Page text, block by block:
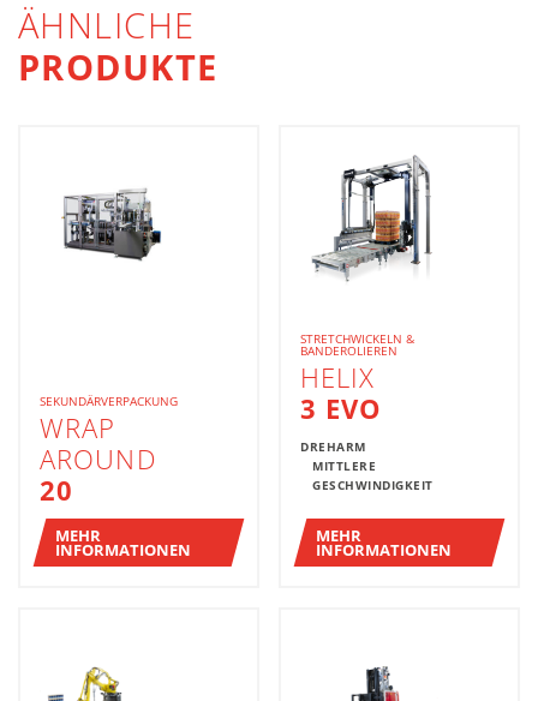
ÄHNLICHE
PRODUKTE
SEKUNDÄRVERPACKUNG
WRAP
AROUND
20
MEHR
INFORMATIONEN
STRETCHWICKELN &
BANDEROLIEREN
HELIX
3 EVO
DREHARM
MITTLERE
GESCHWINDIGKEIT
MEHR
INFORMATIONEN